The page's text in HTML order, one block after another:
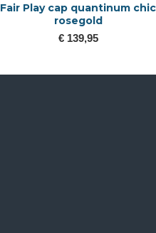
Fair Play cap quantinum chic
rosegold
€ 139,95